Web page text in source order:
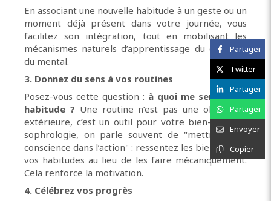
En associant une nouvelle habitude à un geste ou un
moment déjà présent dans votre journée, vous
facilitez son intégration, tout en mobilisant les
mécanismes naturels d’apprentissage du corps et
du mental.
3. Donnez du sens à vos routines
Posez-vous cette question : à quoi me sert cette
habitude ? Une routine n’est pas une obligation
extérieure, c’est un outil pour votre bien-être. En
sophrologie, on parle souvent de "mettre de la
conscience dans l’action" : ressentez les bienfaits de
vos habitudes au lieu de les faire mécaniquement.
Cela renforce la motivation.
4. Célébrez vos progrès
Partager
Twitter
Partager
Partager
Envoyer
Copier